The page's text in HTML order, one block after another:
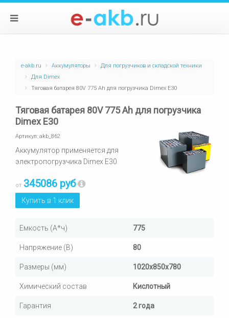
e-akb.ru Аккумуляторы
Для погрузчиков и складской техники
Для Dimex
Тяговая батарея 80V 775 Ah для погрузчика Dimex E30
Тяговая батарея 80V 775 Ah для погрузчика
Dimex E30
Артикул: akb_862
Аккумулятор применяется для
электропогрузчика Dimex E30
от 345086 руб
Купить в 1 клик
Емкость (А*ч) 775
Напряжение (В) 80
Размеры (мм) 1020х850х780
Химический состав Кислотный
Гарантия 2 года